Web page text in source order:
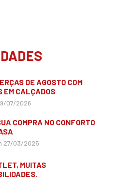
DE AGOSTO COM
EM CALÇADOS
07/2026
COMPRA NO CONFORTO
27/03/2025
MUITAS